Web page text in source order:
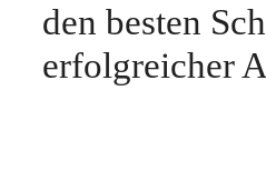
den besten
erfolgreicher